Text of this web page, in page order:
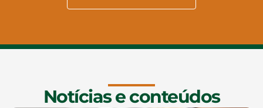
Notícias e conteúdos